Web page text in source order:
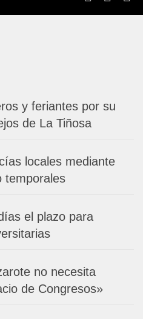
y feriantes por su
de La Tiñosa
locales mediante
temporales
el plazo para
no necesita
de Congresos»